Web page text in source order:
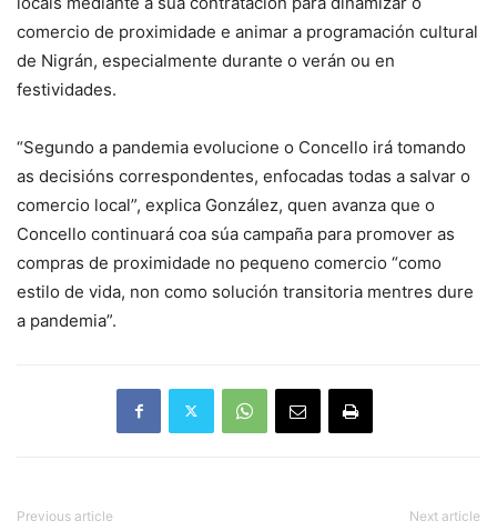
comercio de proximidade e animar a programación cultural
de Nigrán, especialmente durante o verán ou en
festividades.
“Segundo a pandemia evolucione o Concello irá tomando
as decisións correspondentes, enfocadas todas a salvar o
comercio local”, explica González, quen avanza que o
Concello continuará coa súa campaña para promover as
compras de proximidade no pequeno comercio “como
estilo de vida, non como solución transitoria mentres dure
a pandemia”.
Previous article Next article